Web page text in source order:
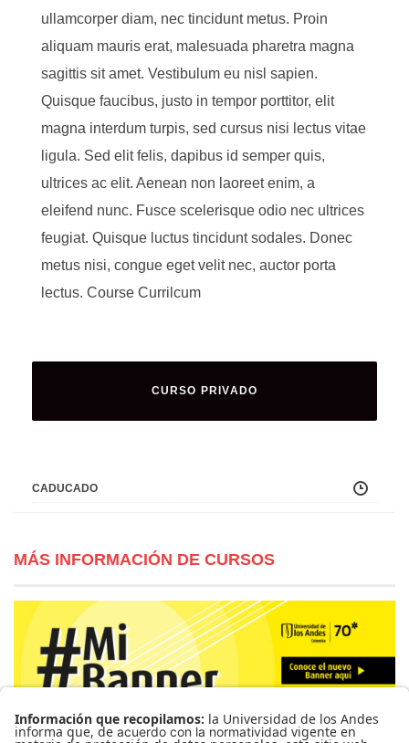
ullamcorper diam, nec tincidunt metus. Proin
aliquam mauris erat, malesuada pharetra magna
sagittis sit amet. Vestibulum eu nisl sapien.
Quisque faucibus, justo in tempor porttitor, elit
magna interdum turpis, sed cursus nisi lectus vitae
ligula. Sed elit felis, dapibus id semper quis,
ultrices ac elit. Aenean non laoreet enim, a
eleifend nunc. Fusce scelerisque odio nec ultrices
feugiat. Quisque luctus tincidunt sodales. Donec
metus nisi, congue eget velit nec, auctor porta
lectus. Course Currilcum
CURSO PRIVADO
CADUCADO
MÁS INFORMACIÓN DE CURSOS